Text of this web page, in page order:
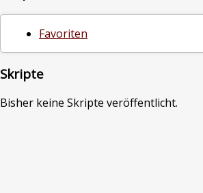
Favoriten
Skripte
Bisher keine Skripte veröffentlicht.